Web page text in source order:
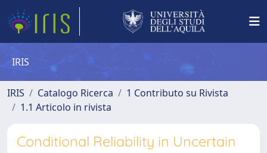
IRIS
IRIS Catalogo Ricerca
1 Contributo su Rivista
1.1 Articolo in rivista
Conditional Reliability in Uncertain